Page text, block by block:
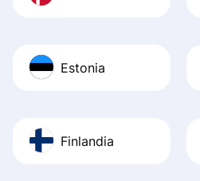
Estonia
Finlandia